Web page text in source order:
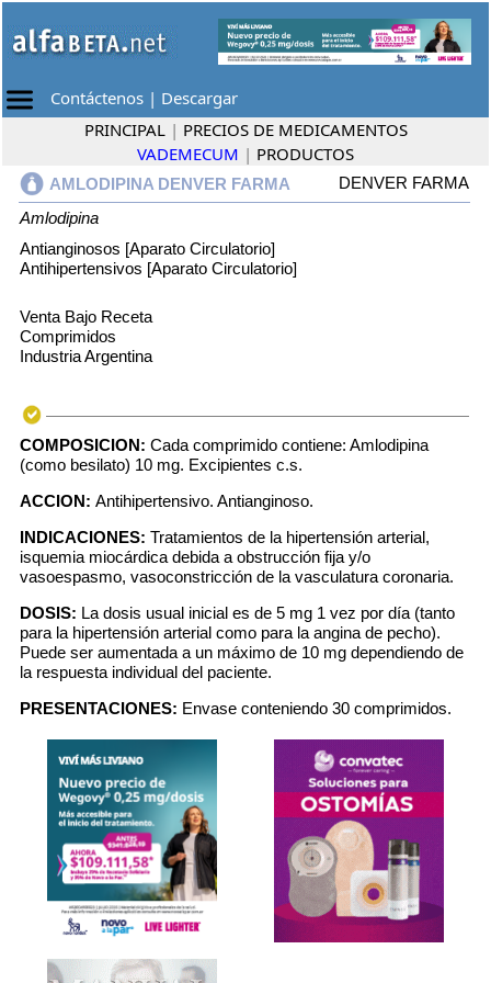
Contáctenos | Descargar
PRINCIPAL | PRECIOS DE MEDICAMENTOS
VADEMECUM | PRODUCTOS
AMLODIPINA DENVER FARMA
DENVER FARMA
Amlodipina
Antianginosos [Aparato Circulatorio]
Antihipertensivos [Aparato Circulatorio]
Venta Bajo Receta
Comprimidos
Industria Argentina
COMPOSICION: Cada comprimido contiene: Amlodipina
(como besilato) 10 mg. Excipientes c.s.
ACCION: Antihipertensivo. Antianginoso.
INDICACIONES: Tratamientos de la hipertensión arterial,
isquemia miocárdica debida a obstrucción fija y/o
vasoespasmo, vasoconstricción de la vasculatura coronaria.
DOSIS: La dosis usual inicial es de 5 mg 1 vez por día (tanto
para la hipertensión arterial como para la angina de pecho).
Puede ser aumentada a un máximo de 10 mg dependiendo de
la respuesta individual del paciente.
PRESENTACIONES: Envase conteniendo 30 comprimidos.